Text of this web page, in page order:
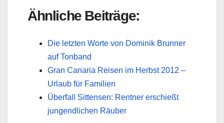
Ähnliche Beiträge:
Die letzten Worte von Dominik Brunner
auf Tonband
Gran Canaria Reisen im Herbst 2012 –
Urlaub für Familien
Überfall Sittensen: Rentner erschießt
jungendlichen Räuber